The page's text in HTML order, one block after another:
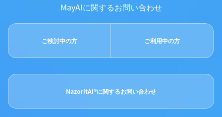
MayAIに関するお問い合わせ
ご検討中の方 ご利用中の方
NazoritAI®に関するお問い合わせ